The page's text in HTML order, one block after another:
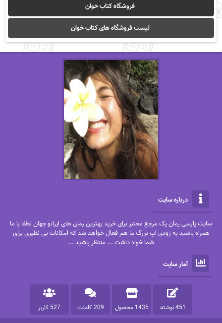
فروشگاه کتاب خوان
لیست فروشگاه های کتاب خوان
درباره سایت
سایت پارسی رمان یک مرجع معتبر برای خرید بهترین رمان های ایرانو جهان لطفا با ما
همراه باشید به زودی اپ بزرگ ما هم فعال خواهد شد که امکانات بی نظیری برای
شما خواد داشت ... منتظر باشید ...
آمار سایت
451 نوشته 1435 محصول 209 کامنت 527 کاربر